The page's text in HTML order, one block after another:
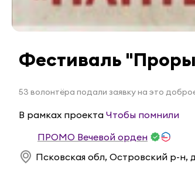
Фестиваль
53 волонтёра подали заявку на это
В рамках проекта Чтобы помнили
ПРОМО Вечевой орден
Псковская обл, Островский р-н,